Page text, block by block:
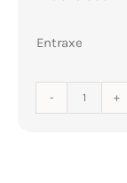
Entraxe